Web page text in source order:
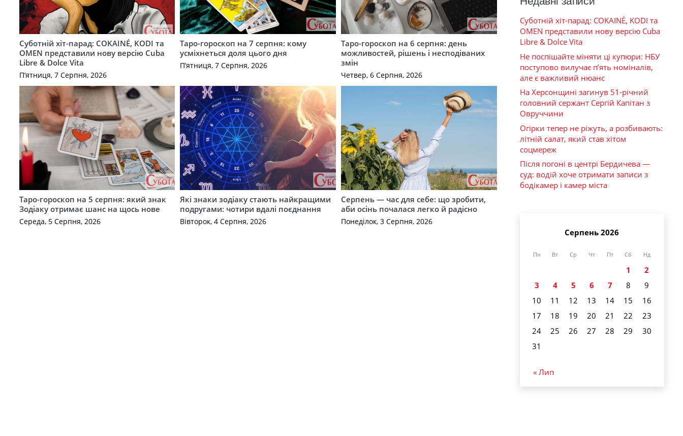
Суботній хіт-парад: COKAINÉ, KODI та
OMEN представили нову версію Cuba
Libre & Dolce Vita
П’ятниця, 7 Серпня, 2026
Таро-гороскоп на 7 серпня: кому
усміхнеться доля цього дня
П’ятниця, 7 Серпня, 2026
Таро-гороскоп на 6 серпня: день
можливостей, рішень і несподіваних
змін
Четвер, 6 Серпня, 2026
Таро-гороскоп на 5 серпня: який знак
Зодіаку отримає шанс на щось нове
Середа, 5 Серпня, 2026
Які знаки зодіаку стають найкращими
подругами: чотири вдалі поєднання
Вівторок, 4 Серпня, 2026
Серпень — час для себе: що зробити,
аби осінь почалася легко й радісно
Понеділок, 3 Серпня, 2026
Суботній хіт-парад: COKAINÉ, KODI та
OMEN представили нову версію Cuba
Libre & Dolce Vita
Не поспішайте міняти ці купюри: НБУ
поступово вилучає п’ять номіналів,
але є важливий нюанс
На Херсонщині загинув 51-річний
головний сержант Сергій Капітан з
Овруччини
Огірки тепер не ріжуть, а розбивають:
літній салат, який став хітом
соцмереж
Після погоні в центрі Бердичева —
суд: водій хоче отримати записи з
бодікамер і камер міста
Серпень 2026
Пн Вт Ср Чт Пт Сб Нд
1
2
3
4 5 6 7 8
9
10
11 12 13 14 15
16
17
18 19 20 21 22
23
24
25 26 27 28 29
30
31
« Лип